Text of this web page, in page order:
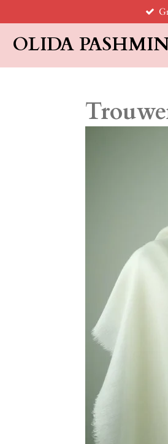
direct
naar
de
hoofdinhoud
OLIDA